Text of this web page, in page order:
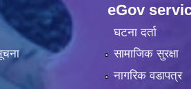
eGov
घटना दर्ता
सामाजिक सुरक्षा
नागरिक वडापत्र